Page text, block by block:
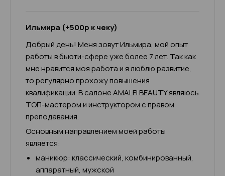
Ильмира (+500р к чеку)
Добрый день! Меня зовут Ильмира, мой опыт
работы в бьюти-сфере уже более 7 лет. Так как
мне нравится моя работа и я люблю развитие,
то регулярно прохожу повышения
квалификации. В салоне AMALFI BEAUTY являюсь
ТОП-мастером и инструктором с правом
преподавания.
Основным направлением моей работы
является:
маникюр: классический, комбинированный,
аппаратный, мужской